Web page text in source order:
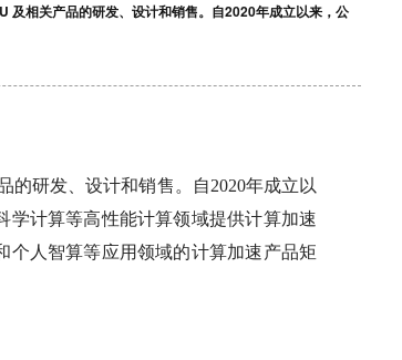
及相关产品的研发、设计和销售。自2020年成立以来，公
的研发、设计和销售。自2020年成立以
学计算等高性能计算领域提供计算加速
个人智算等应用领域的计算加速产品矩